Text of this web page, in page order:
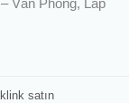
Văn Phòng, Lắp
satın